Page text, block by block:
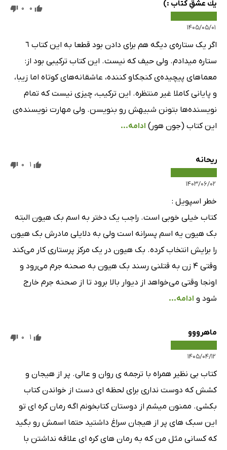
يك عشقِ كتاب :)
۱۴۰۵/۰۵/۰۱
0
0
اگر یک ستاره‌ی دیگه هم برای دادن بود قطعا به این کتاب ٦
ستاره میدادم. ولی حیف که نیست. این کتاب ترکیبی بود از:
معماهای پیچیده‌ی کنجکاو کننده، عاشقانه‌های کوتاه اما زیبا،
و پایانی کاملا غیر منتظره. این ترکیب، چیزی نیست که تمام
نویسنده‌ها بتونن شبیهش رو بنویسن. ولی مهارت نویسنده‌ی
این کتاب (جون هور) ادامه...
ریحانه
۱۴۰۳/۰۶/۰۲
1
0
خطر اسپویل :
کتاب خیلی خوبی است. راجب یک دختر به اسم بک هیون البته
بک هیون یه اسم پسرانه است ولی به دلایلی مادرش بک هیون
را برایش انتخاب کرده. بک هیون در یک مرکز پرستاری کار می‌کند
وقتی ۴ زن به قتلنی رسند بک هیون به صحنه جرم می‌رود و
اونجا وقتی می‌خواهد از دیوار بالا برود تا از صحنه جرم خارج
شود و ادامه...
ماهرووو
۱۴۰۵/۰۴/۱۲
1
0
کتاب بی نظیر همراه با ترجمه ی روان و عالی. پر از هیجان و
کشش که دوست نداری برای لحظه ای دست از خواندن کتاب
بکشی. ممنون میشم از دوستان کتابخونم اگه رمان کره ای تو
این سبک های پر از هیجان سراغ داشتید حتما اسمش رو بگید
که کسانی مثل من که به رمان های کره ای علاقه نداشتن با